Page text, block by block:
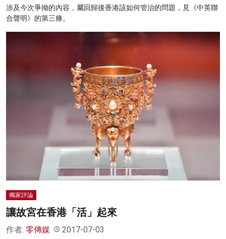
涉及今次爭拗的內容，屬回歸後香港該如何管治的問題，見《中英聯
合聲明》的第三條。
獨家評論
讓故宮在香港「活」起來
作者: 零傳媒 2017-07-03